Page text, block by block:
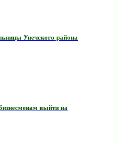
Унечского района
выйти на